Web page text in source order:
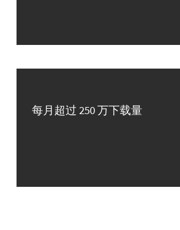
每月超过 250 万下载量